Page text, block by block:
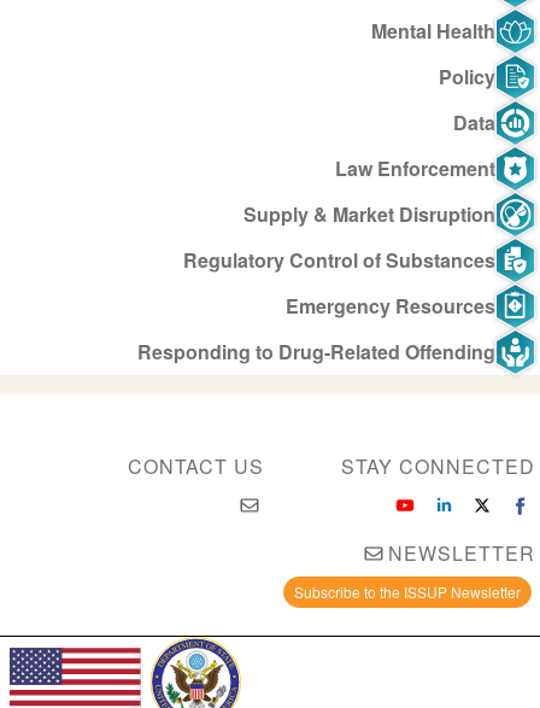
Mental Health
Policy
Data
Law Enforcement
Supply & Market Disruption
Regulatory Control of Substances
Emergency Resources
Responding to Drug-Related Offending
CONTACT US STAY CONNECTED
NEWSLETTER
Subscribe to the ISSUP Newsletter